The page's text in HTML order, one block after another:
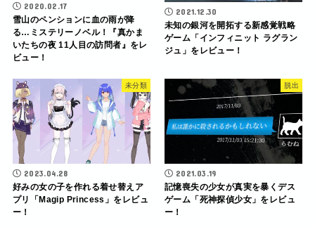
2020.02.17
雪山のペンションに血の雨が降
る…ミステリーノベル！『真かま
いたちの夜 11人目の訪問者』をレ
ビュー！
2021.12.30
未知の銀河を開拓する新感覚戦略
ゲーム「インフィニット ラグラン
ジュ」をレビュー！
未分類
2023.04.28
好みの女の子を作れる着せ替えア
プリ「Magip Princess」をレビュ
ー！
脱出
2021.03.19
記憶喪失の少女が真実を暴くデス
ゲーム「死神探偵少女」をレビュ
ー！